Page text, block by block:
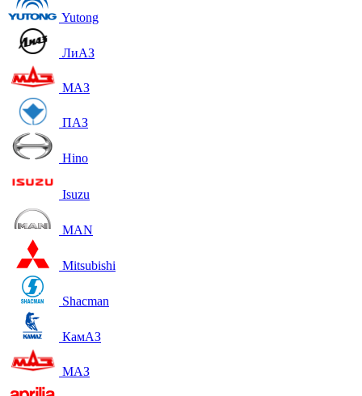
Yutong
ЛиАЗ
МАЗ
ПАЗ
Hino
Isuzu
MAN
Mitsubishi
Shacman
КамАЗ
МАЗ